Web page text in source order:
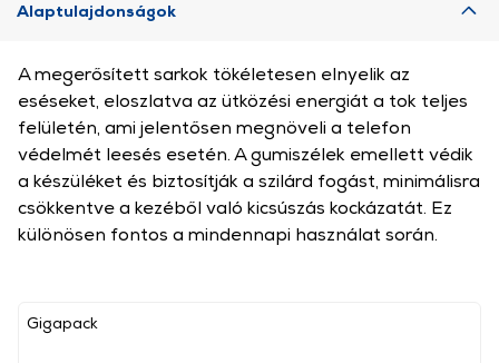
Alaptulajdonságok
Gigapack
A megerősített sarkok tökéletesen elnyelik az
eséseket, eloszlatva az ütközési energiát a tok teljes
felületén, ami jelentősen megnöveli a telefon
védelmét leesés esetén. A gumiszélek emellett védik
a készüléket és biztosítják a szilárd fogást, minimálisra
csökkentve a kezéből való kicsúszás kockázatát. Ez
különösen fontos a mindennapi használat során.